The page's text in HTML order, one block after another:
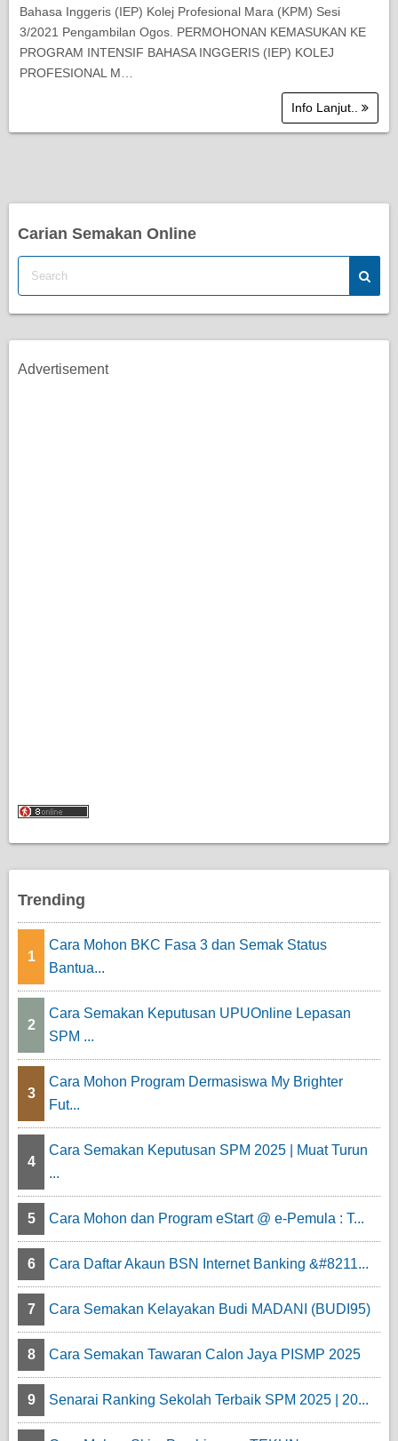
Bahasa Inggeris (IEP) Kolej Profesional Mara (KPM) Sesi
3/2021 Pengambilan Ogos. PERMOHONAN KEMASUKAN KE
PROGRAM INTENSIF BAHASA INGGERIS (IEP) KOLEJ
PROFESIONAL M…
Info Lanjut..
Carian Semakan Online
Advertisement
Trending
1
Cara Mohon BKC Fasa 3 dan Semak Status
Bantua...
2
Cara Semakan Keputusan UPUOnline Lepasan
SPM ...
3
Cara Mohon Program Dermasiswa My Brighter
Fut...
4
Cara Semakan Keputusan SPM 2025 | Muat Turun
...
5 Cara Mohon dan Program eStart @ e-Pemula : T...
6 Cara Daftar Akaun BSN Internet Banking &#8211...
7 Cara Semakan Kelayakan Budi MADANI (BUDI95)
8 Cara Semakan Tawaran Calon Jaya PISMP 2025
9 Senarai Ranking Sekolah Terbaik SPM 2025 | 20...